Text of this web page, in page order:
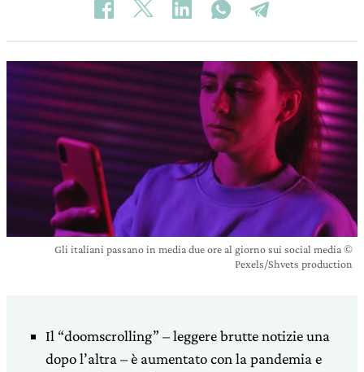
Gli italiani passano in media due ore al giorno sui social media ©
Pexels/Shvets production
Il “doomscrolling” – leggere brutte notizie una
dopo l’altra – è aumentato con la pandemia e